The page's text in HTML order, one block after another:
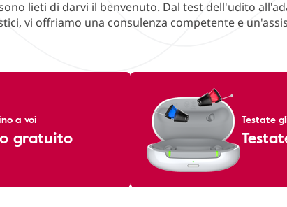
lieti di darvi il benvenuto. Dal test dell'udito
vi offriamo una consulenza competente e
a voi
gratuito
Testate